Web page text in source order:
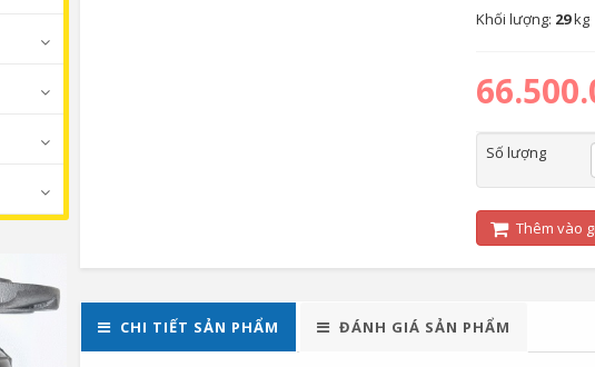
Khối lượng: 29kg
Số lượng
Thêm vào
CHI TIẾT SẢN PHẨM ĐÁNH GIÁ SẢN PHẨM